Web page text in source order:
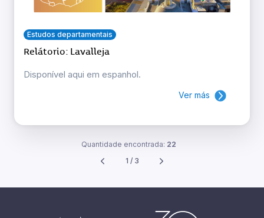
Estudos departamentais
Relátorio: Lavalleja
Disponível aqui em espanhol.
Ver más
Quantidade encontrada: 22
1 / 3